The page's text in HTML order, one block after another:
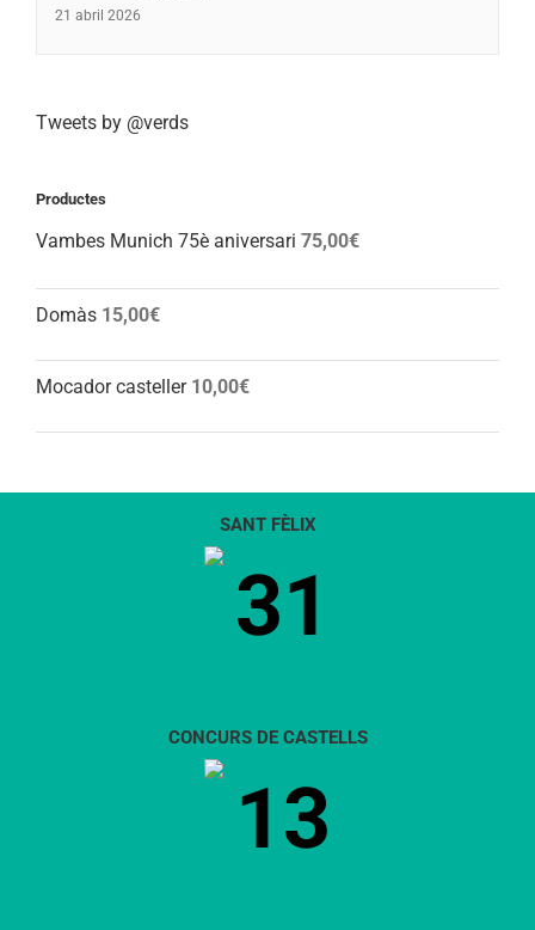
21 abril 2026
Tweets by @verds
Productes
Vambes Munich 75è aniversari 75,00€
Domàs 15,00€
Mocador casteller 10,00€
SANT FÈLIX
31
CONCURS DE CASTELLS
13